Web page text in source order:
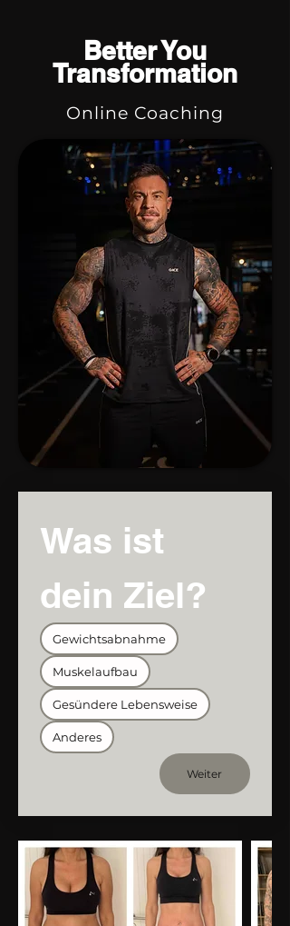
Better You
Transformation
Online Coaching
Was ist
dein Ziel?
Gewichtsabnahme
Muskelaufbau
Gesündere Lebensweise
Anderes
Weiter